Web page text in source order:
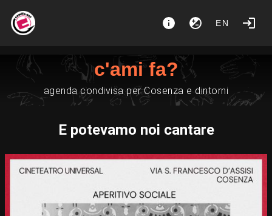
EN
c'ami fa?
agenda condivisa per Cosenza e dintorni
E potevamo noi cantare